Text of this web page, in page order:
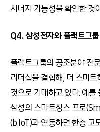
시너지 가능성을 확인한 것
Q4. 삼성전자와 플랙트그
플랙트그룹의 공조분야 전
리더십을 결합해, 더 스마
것으로 기대하고 있다. 예
삼성의 스마트싱스 프로
(b.IoT)과 연동하면 한층 고